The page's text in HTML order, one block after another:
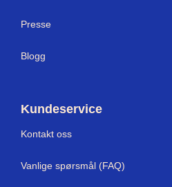
Presse
Blogg
Kundeservice
Kontakt oss
Vanlige spørsmål (FAQ)